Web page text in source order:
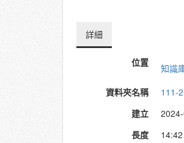
詳細
位置 知識
資料夾名稱
111-
建立
長度
14:42